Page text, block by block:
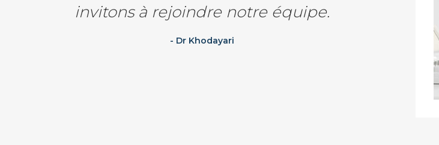
invitons à rejoindre notre équipe.
- Dr Khodayari